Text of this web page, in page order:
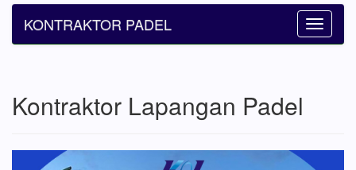
Toggle
KONTRAKTOR PADEL
Kontraktor Lapangan Padel